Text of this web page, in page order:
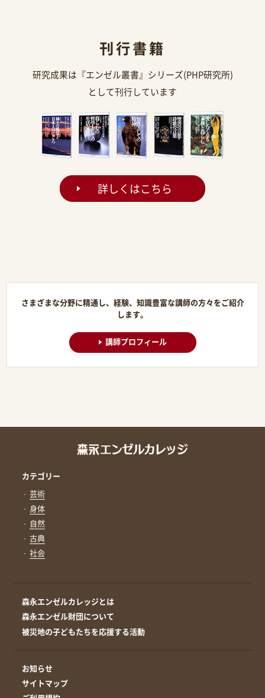
刊行書籍
研究成果は『エンゼル叢書』シリーズ(PHP研究所)
として刊行しています
詳しくはこちら
さまざまな分野に精通し、経験、知識豊富な講師の方々をご紹介
します。
講師プロフィール
カテゴリー
芸術
身体
自然
古典
社会
森永エンゼルカレッジとは
森永エンゼル財団について
被災地の子どもたちを応援する活動
お知らせ
サイトマップ